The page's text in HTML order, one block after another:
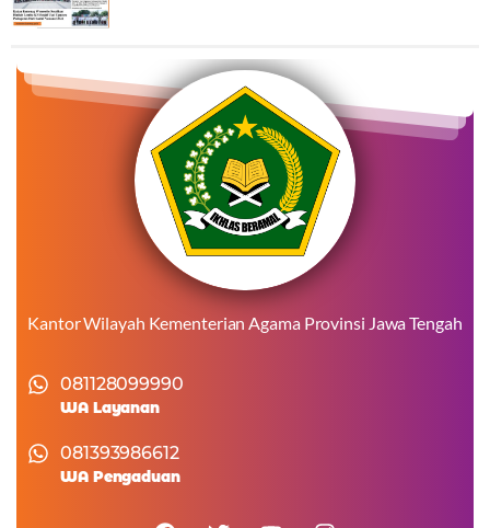
Kantor Wilayah Kementerian Agama Provinsi Jawa Tengah
081128099990
WA Layanan
081393986612
WA Pengaduan